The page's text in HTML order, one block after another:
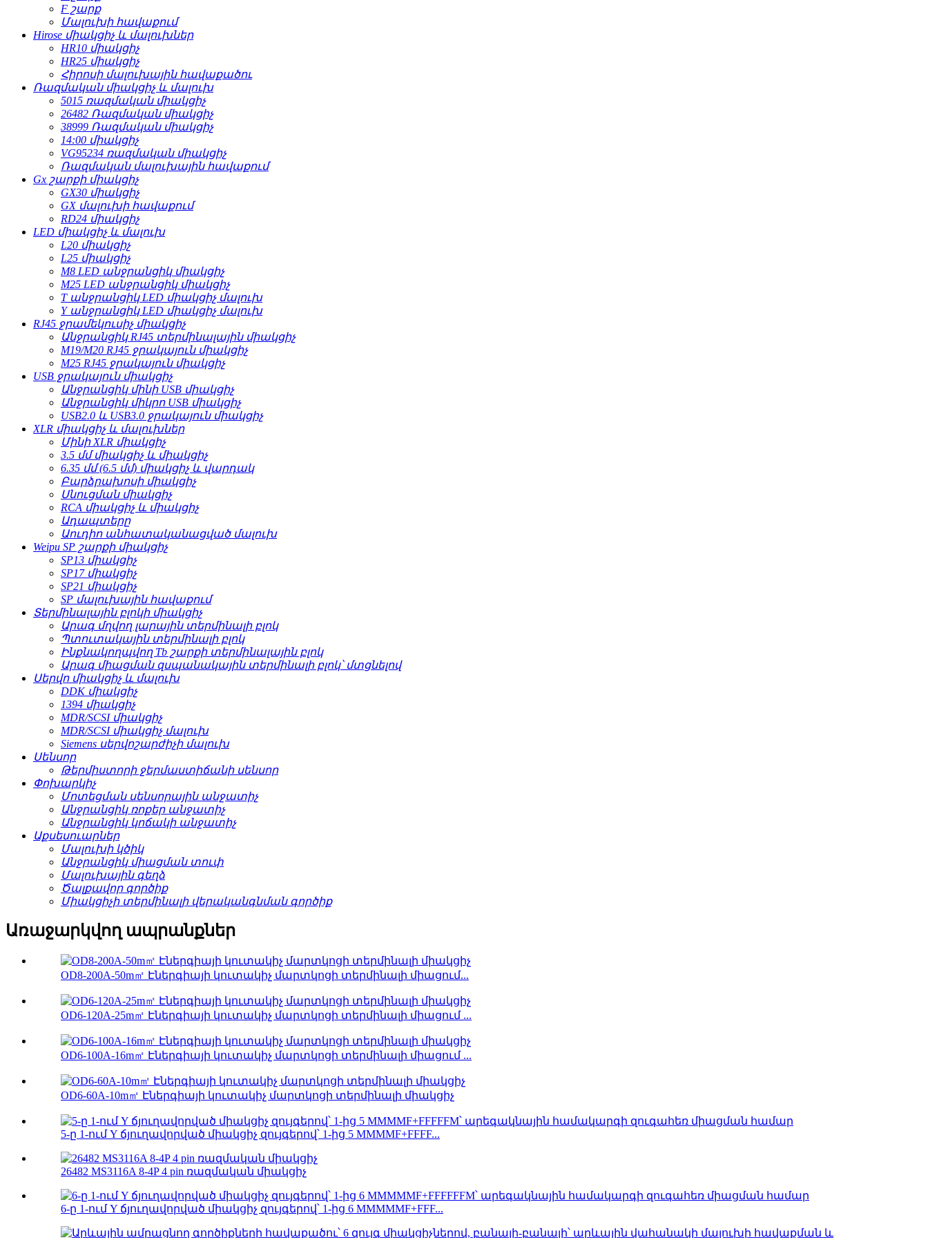
F շարք
Մալուխի հավաքում
Hirose միակցիչ և մալուխներ
HR10 միակցիչ
HR25 միակցիչ
Հիրոսի մալուխային հավաքածու
Ռազմական միակցիչ և մալուխ
5015 ռազմական միակցիչ
26482 Ռազմական միակցիչ
38999 Ռազմական միակցիչ
14:00 միակցիչ
VG95234 ռազմական միակցիչ
Ռազմական մալուխային հավաքում
Gx շարքի միակցիչ
GX30 միակցիչ
GX մալուխի հավաքում
RD24 միակցիչ
LED միակցիչ և մալուխ
L20 միակցիչ
L25 միակցիչ
M8 LED անջրանցիկ միակցիչ
M25 LED անջրանցիկ միակցիչ
T անջրանցիկ LED միակցիչ մալուխ
Y անջրանցիկ LED միակցիչ մալուխ
RJ45 ջրամեկուսիչ միակցիչ
Անջրանցիկ RJ45 տերմինալային միակցիչ
M19/M20 RJ45 ջրակայուն միակցիչ
M25 RJ45 ջրակայուն միակցիչ
USB ջրակայուն միակցիչ
Անջրանցիկ մինի USB միակցիչ
Անջրանցիկ միկրո USB միակցիչ
USB2.0 և USB3.0 ջրակայուն միակցիչ
XLR միակցիչ և մալուխներ
Մինի XLR միակցիչ
3.5 մմ միակցիչ և միակցիչ
6.35 մմ (6.5 մմ) միակցիչ և վարդակ
Բարձրախոսի միակցիչ
Սնուցման միակցիչ
RCA միակցիչ և միակցիչ
Ադապտերը
Աուդիո անհատականացված մալուխ
Weipu SP շարքի միակցիչ
SP13 միակցիչ
SP17 միակցիչ
SP21 միակցիչ
SP մալուխային հավաքում
Տերմինալային բլոկի միակցիչ
Արագ մղվող լարային տերմինալի բլոկ
Պտուտակային տերմինալի բլոկ
Ինքնակողպվող Tb շարքի տերմինալային բլոկ
Արագ միացման զսպանակային տերմինալի բլոկ՝ մտցնելով
Սերվո միակցիչ և մալուխ
DDK միակցիչ
1394 միակցիչ
MDR/SCSI միակցիչ
MDR/SCSI միակցիչ մալուխ
Siemens սերվոշարժիչի մալուխ
Սենսոր
Թերմիստորի ջերմաստիճանի սենսոր
Փոխարկիչ
Մոտեցման սենսորային անջատիչ
Անջրանցիկ ռոքեր անջատիչ
Անջրանցիկ կոճակի անջատիչ
Աքսեսուարներ
Մալուխի կծիկ
Անջրանցիկ միացման տուփ
Մալուխային գեղձ
Ծալքավոր գործիք
Միակցիչի տերմինալի վերականգնման գործիք
Առաջարկվող ապրանքներ
OD8-200A-50m㎡ Էներգիայի կուտակիչ մարտկոցի տերմինալի միացում...
OD6-120A-25m㎡ Էներգիայի կուտակիչ մարտկոցի տերմինալի միացում ...
OD6-100A-16m㎡ Էներգիայի կուտակիչ մարտկոցի տերմինալի միացում ...
OD6-60A-10m㎡ Էներգիայի կուտակիչ մարտկոցի տերմինալի միակցիչ
5-ը 1-ում Y ճյուղավորված միակցիչ զույգերով՝ 1-ից 5 MMMMF+FFFF...
26482 MS3116A 8-4P 4 pin ռազմական միակցիչ
6-ը 1-ում Y ճյուղավորված միակցիչ զույգերով՝ 1-ից 6 MMMMMF+FFF...